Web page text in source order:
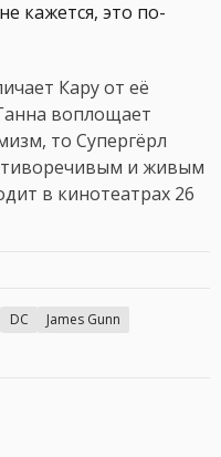
кажется, это по-
Кару от её
воплощает
то Супергёрл
и живым
в кинотеатрах 26
DC
James Gunn